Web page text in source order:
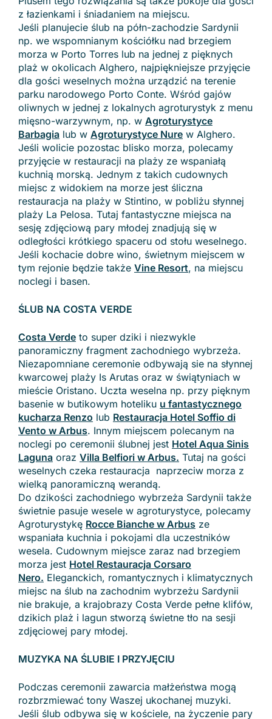
z łazienkami i śniadaniem na miejscu.
Jeśli planujecie ślub na półn-zachodzie Sardynii
np. we wspomnianym kościółku nad brzegiem
morza w Porto Torres lub na jednej z pięknych
plaż w okolicach Alghero, najpiękniejsze przyjęcie
dla gości weselnych można urządzić na terenie
parku narodowego Porto Conte. Wśród gajów
oliwnych w jednej z lokalnych agroturystyk z menu
mięsno-warzywnym, np. w Agroturystyce
Barbagia lub w Agroturystyce Nure w Alghero.
Jeśli wolicie pozostac blisko morza, polecamy
przyjęcie w restauracji na plaży ze wspaniałą
kuchnią morską. Jednym z takich cudownych
miejsc z widokiem na morze jest śliczna
restauracja na plaży w Stintino, w pobliżu słynnej
plaży La Pelosa. Tutaj fantastyczne miejsca na
sesję zdjęciową pary młodej znadjują się w
odległości krótkiego spaceru od stołu weselnego.
Jeśli kochacie dobre wino, świetnym miejscem w
tym rejonie będzie także Vine Resort, na miejscu
noclegi i basen.
ŚLUB NA COSTA VERDE
Costa Verde to super dziki i niezwykle
panoramiczny fragment zachodniego wybrzeża.
Niezapomniane ceremonie odbywają sie na słynnej
kwarcowej plaży Is Arutas oraz w świątyniach w
mieście Oristano. Uczta weselna np. przy pięknym
basenie w butikowym hoteliku u fantastycznego
kucharza Renzo lub Restauracja Hotel Soffio di
Vento w Arbus. Innym miejscem polecanym na
noclegi po ceremonii ślubnej jest Hotel Aqua Sinis
Laguna oraz Villa Belfiori w Arbus. Tutaj na gości
weselnych czeka restauracja naprzeciw morza z
wielką panoramiczną werandą.
Do dzikości zachodniego wybrzeża Sardynii także
świetnie pasuje wesele w agroturystyce, polecamy
Agroturystykę Rocce Bianche w Arbus ze
wspaniała kuchnia i pokojami dla uczestników
wesela. Cudownym miejsce zaraz nad brzegiem
morza jest Hotel Restauracja Corsaro
Nero. Eleganckich, romantycznych i klimatycznych
miejsc na ślub na zachodnim wybrzeżu Sardynii
nie brakuje, a krajobrazy Costa Verde pełne klifów,
dzikich plaż i lagun stworzą świetne tło na sesji
zdjęciowej pary młodej.
MUZYKA NA ŚLUBIE I PRZYJĘCIU
Podczas ceremonii zawarcia małżeństwa mogą
rozbrzmiewać tony Waszej ukochanej muzyki.
Jeśli ślub odbywa się w kościele, na życzenie pary